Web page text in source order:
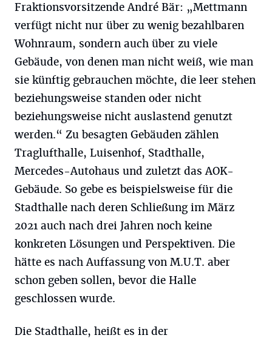
Fraktionsvorsitzende André Bär: „Mettmann
verfügt nicht nur über zu wenig bezahlbaren
Wohnraum, sondern auch über zu viele
Gebäude, von denen man nicht weiß, wie man
sie künftig gebrauchen möchte, die leer stehen
beziehungsweise standen oder nicht
beziehungsweise nicht auslastend genutzt
werden.“ Zu besagten Gebäuden zählen
Traglufthalle, Luisenhof, Stadthalle,
Mercedes-Autohaus und zuletzt das AOK-
Gebäude. So gebe es beispielsweise für die
Stadthalle nach deren Schließung im März
2021 auch nach drei Jahren noch keine
konkreten Lösungen und Perspektiven. Die
hätte es nach Auffassung von M.U.T. aber
schon geben sollen, bevor die Halle
geschlossen wurde.
Die Stadthalle, heißt es in der